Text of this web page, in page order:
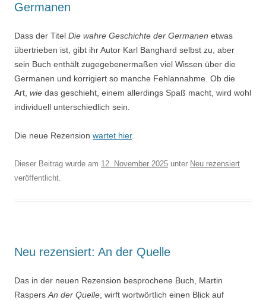
Germanen
Dass der Titel Die wahre Geschichte der Germanen etwas
übertrieben ist, gibt ihr Autor Karl Banghard selbst zu, aber
sein Buch enthält zugegebenermaßen viel Wissen über die
Germanen und korrigiert so manche Fehlannahme. Ob die
Art, wie das geschieht, einem allerdings Spaß macht, wird wohl
individuell unterschiedlich sein.
Die neue Rezension wartet hier.
Dieser Beitrag wurde am 12. November 2025 unter Neu rezensiert
veröffentlicht.
Neu rezensiert: An der Quelle
Das in der neuen Rezension besprochene Buch, Martin
Raspers An der Quelle , wirft wortwörtlich einen Blick auf